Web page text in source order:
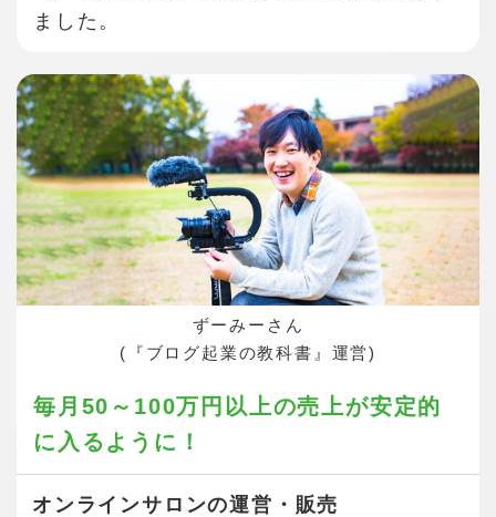
ました。
ずーみーさん
(『ブログ起業の教科書』運営)
毎月50～100万円以上の売上が安定的
に入るように！
オンラインサロンの運営・販売